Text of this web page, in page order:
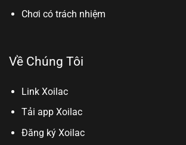
Chơi có trách nhiệm
Về Chúng Tôi
Link Xoilac
Tải app Xoilac
Đăng ký Xoilac